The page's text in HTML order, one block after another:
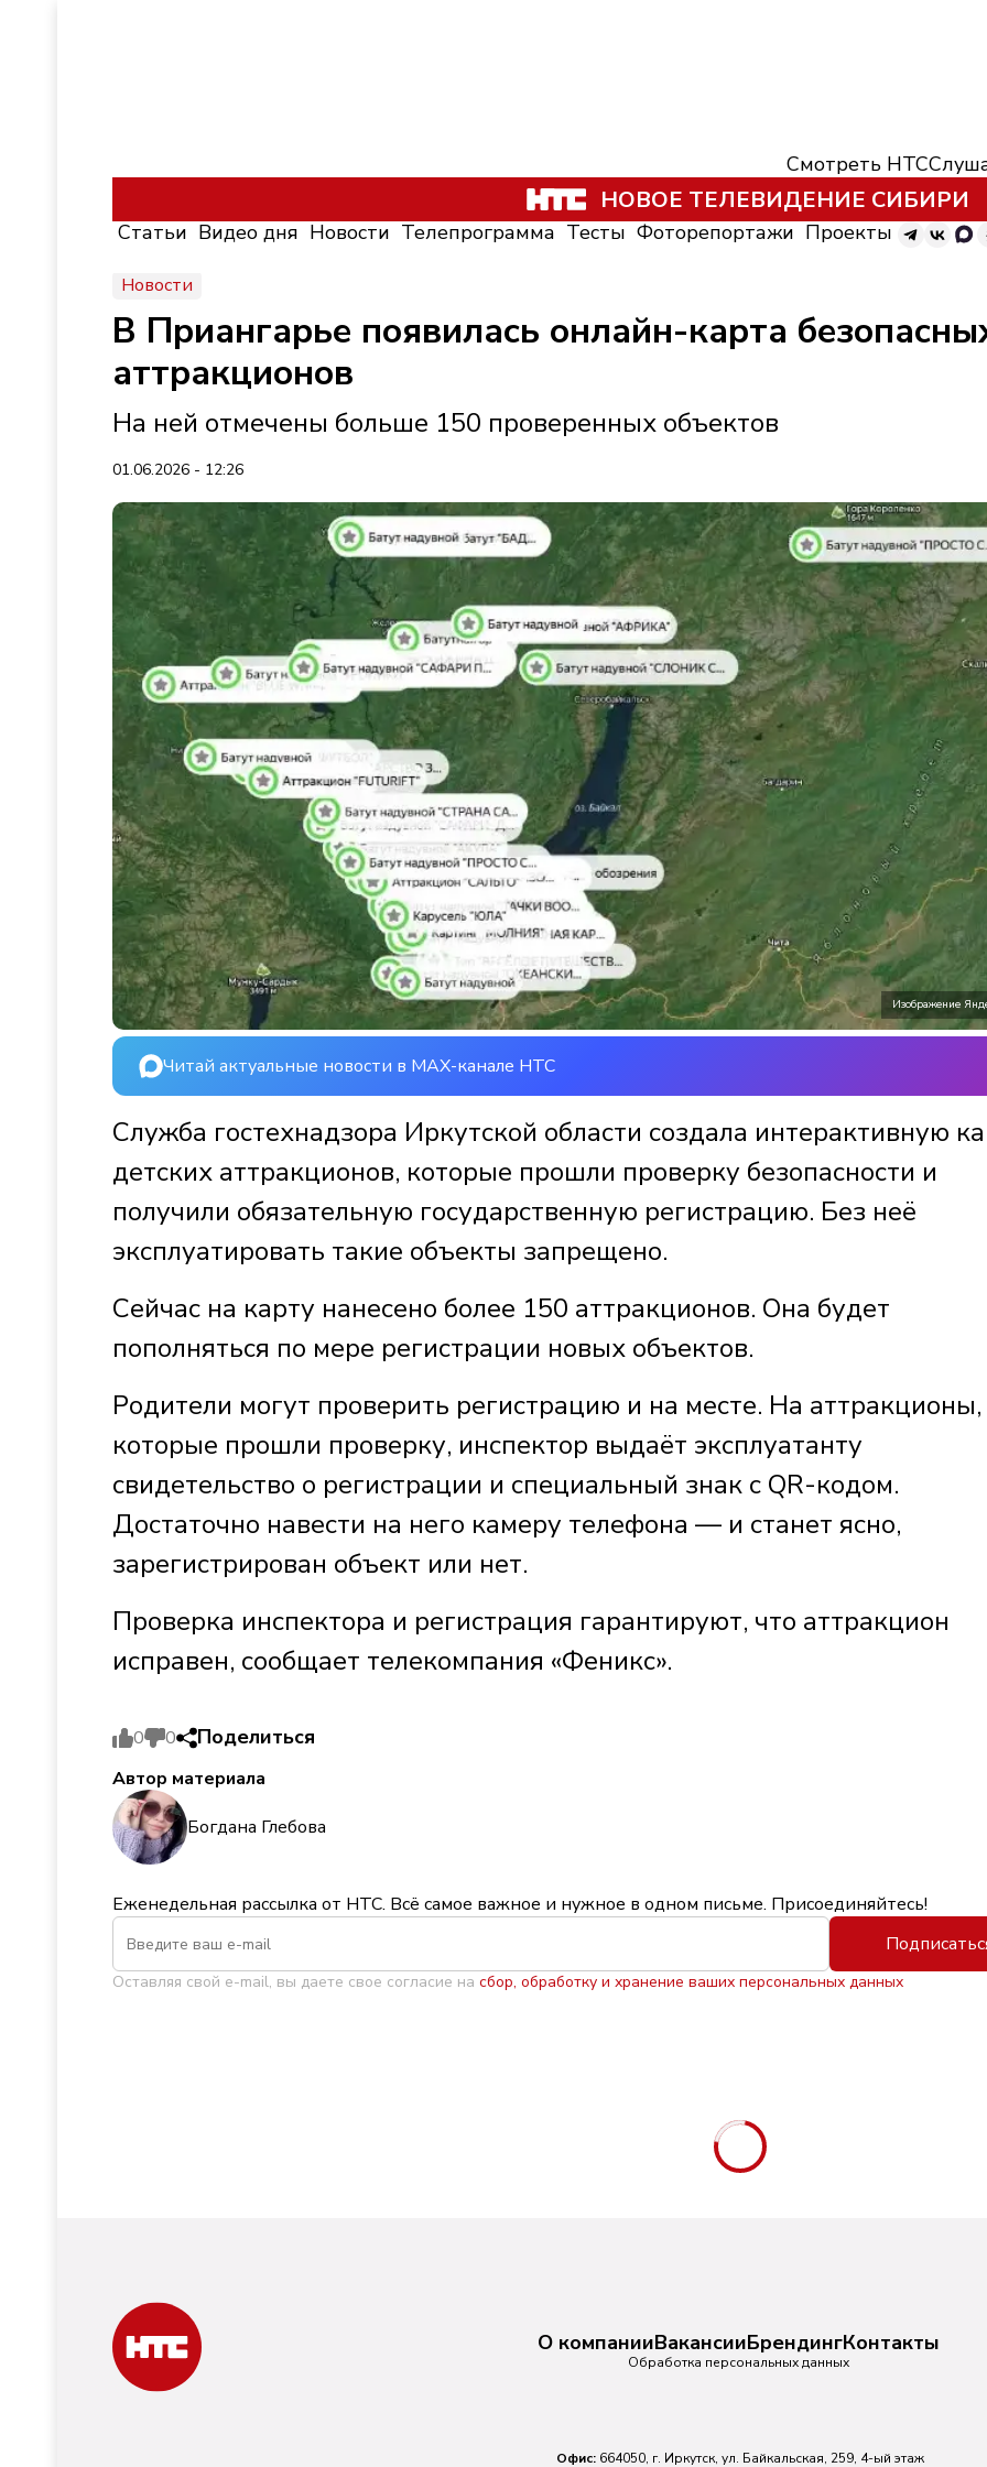
Смотреть НТС
НОВОЕ ТЕЛЕВИДЕНИЕ СИБИРИ
Статьи Видео дня Новости Телепрограмма Тесты Фоторепортажи Проекты
Новости
В Приангарье появилась онлайн-карта
аттракционов
На ней отмечены больше 150 проверенных объектов
01.06.2026 - 12:26
Изображение
Читай актуальные новости в MAX-канале НТС
Служба гостехнадзора Иркутской области создала интерактивную
детских аттракционов, которые прошли проверку безопасности и
получили обязательную государственную регистрацию. Без неё
эксплуатировать такие объекты запрещено.
Сейчас на карту нанесено более 150 аттракционов. Она будет
пополняться по мере регистрации новых объектов.
Родители могут проверить регистрацию и на месте. На аттракционы,
которые прошли проверку, инспектор выдаёт эксплуатанту
свидетельство о регистрации и специальный знак с QR-кодом.
Достаточно навести на него камеру телефона — и станет ясно,
зарегистрирован объект или нет.
Проверка инспектора и регистрация гарантируют, что аттракцион
исправен, сообщает телекомпания «Феникс».
0 0 Поделиться
Автор материала
Богдана Глебова
Еженедельная рассылка от НТС. Всё самое важное и нужное в одном письме. Присоединяйтесь!
Оставляя свой e-mail, вы даете свое согласие на сбор, обработку и хранение ваших персональных данных
О компанииВакансииБрендингКонтакты
Обработка персональных данных
Офис: 664050, г. Иркутск, ул. Байкальская, 259, 4-ый этаж